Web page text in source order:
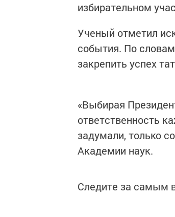
избирательном
Ученый отметил
события. По
закрепить успех
«Выбирая
ответственность
задумали, только
Академии наук.
Следите за самым